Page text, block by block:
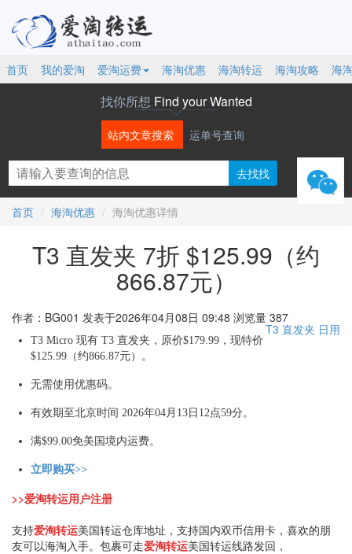
首页 我的爱淘 爱淘运费 海淘优惠 海淘转运 海淘攻略 海
找你所想 Find your Wanted
站内文章搜索 运单号查询
首页 海淘优惠 海淘优惠详情
T3 直发夹 7折 $125.99（约
866.87元）
作者：BG001 发表于2026年04月08日 09:48 浏览量 387
T3 直发夹 日用
T3 Micro 现有 T3 直发夹，原价$179.99，现特价
$125.99（约866.87元）。
无需使用优惠码。
有效期至北京时间 2026年04月13日12点59分。
满$99.00免美国境内运费。
立即购买>>
>>爱淘转运用户注册
支持爱淘转运美国转运仓库地址，支持国内双币信用卡，喜欢的朋
友可以海淘入手。包裹可走爱淘转运美国转运线路发回，